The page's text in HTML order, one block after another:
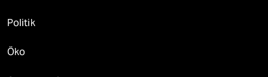
Politik
Öko